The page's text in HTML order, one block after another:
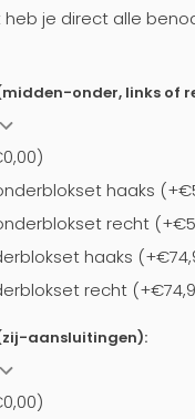
je direct alle
onder, links of
haaks
recht
haaks
recht
aansluitingen):